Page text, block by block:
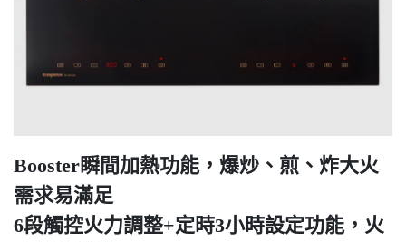
Booster瞬間加熱功能，爆炒、煎、炸大火
需求易滿足
6段觸控火力調整+定時3小時設定功能，火